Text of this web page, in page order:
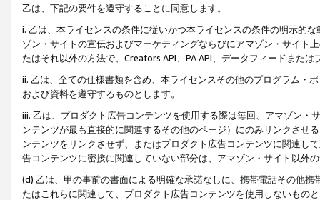
乙は、下記の要件を遵守することに同意します。
i. 乙は、本ライセンスの条件に従いかつ本ライセンスの条件の明示的
ゾン・サイトの宣伝およびマーケティングならびにアマゾン・サイト
たはそれ以外の方法で、Creators API、PA API、データフィードまた
ii. 乙は、全ての仕様書類を含め、本ライセンスその他のプログラム・
および資料を遵守するものとします。
iii. 乙は、プロダクト広告コンテンツを使用する際は毎回、アマゾン
ンテンツが最も直接的に関連するその他のページ）にのみリンクさせ
ンテンツをリンクさせず、またはプロダクト広告コンテンツに関連し
告コンテンツに密接に関連していない部分は、アマゾン・サイト以外
(d) 乙は、甲の事前の書面による明確な承諾なしに、携帯電話その他
たはこれらに関連して、プロダクト広告コンテンツを使用しないもの